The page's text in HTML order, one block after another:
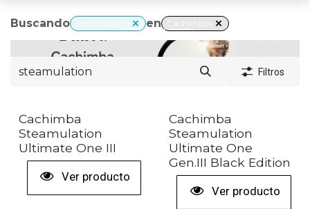
Buscando en Cachimbas
Filtros
+ COLORES
Cachimba
Steamulation
Ultimate One III
Ver producto
Cachimba
Steamulation
Ultimate One
Gen.III Black Edition
Ver producto